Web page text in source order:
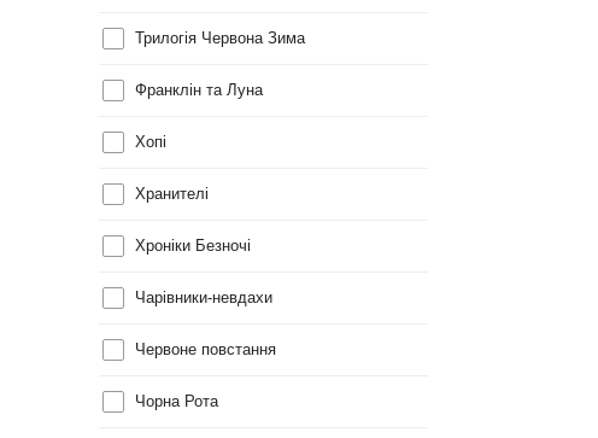
Трилогія Червона Зима
Франклін та Луна
Хопі
Хранителі
Хроніки Безночі
Чарівники-невдахи
Червоне повстання
Чорна Рота